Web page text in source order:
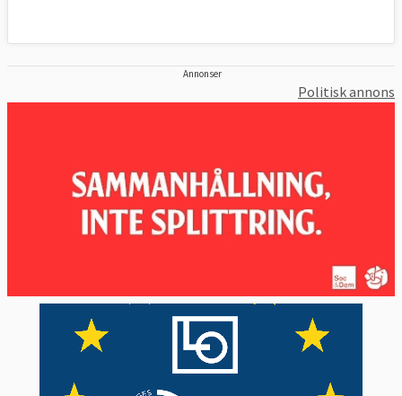
Annonser
Politisk annons